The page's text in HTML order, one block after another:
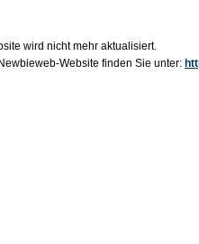
wird nicht mehr aktualisiert.
Website finden Sie unter: